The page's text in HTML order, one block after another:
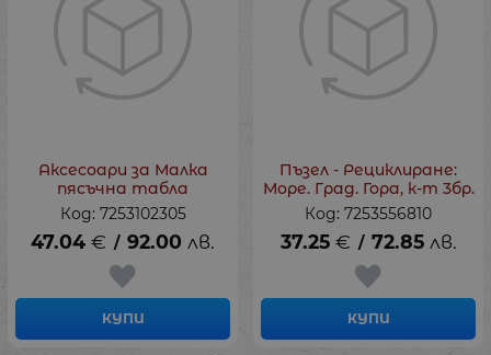
Аксесоари за Малка
пясъчна табла
Код: 7253102305
47.04 € / 92.00 лв.
КУПИ
Пъзел - Рециклиране:
Море. Град. Гора, к-т 3бр.
Код: 7253556810
37.25 € / 72.85 лв.
КУПИ